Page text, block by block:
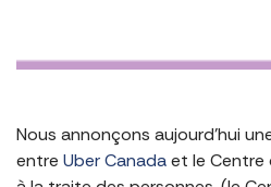
Nous annonçons aujourd’hui
entre Uber Canadaet le Centre